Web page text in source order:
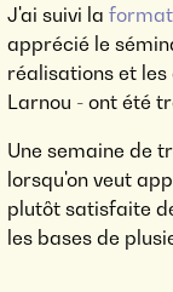
J'ai suivi la
apprécié le
réalisations et
Larnou - ont été
Une semaine de
lorsqu'on veut
plutôt satisfaite
les bases de